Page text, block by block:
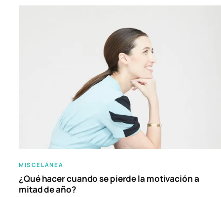
MISCELÁNEA
¿Qué hacer cuando se pierde la motivación a
mitad de año?